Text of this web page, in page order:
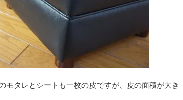
モタレとシートも一枚の皮ですが、皮の面積が大き